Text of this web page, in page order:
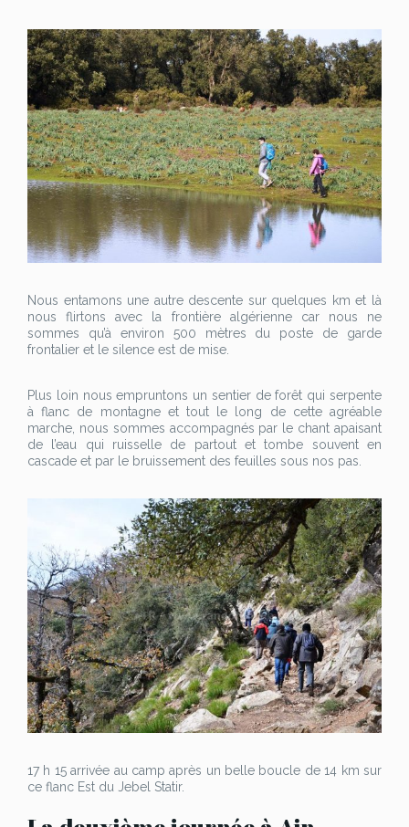
Nous entamons une autre descente sur quelques km et là
nous flirtons avec la frontière algérienne car nous ne
sommes qu’à environ 500 mètres du poste de garde
frontalier et le silence est de mise.
Plus loin nous empruntons un sentier de forêt qui serpente
à flanc de montagne et tout le long de cette agréable
marche, nous sommes accompagnés par le chant apaisant
de l’eau qui ruisselle de partout et tombe souvent en
cascade et par le bruissement des feuilles sous nos pas.
17 h 15 arrivée au camp après un belle boucle de 14 km sur
ce flanc Est du Jebel Statir.